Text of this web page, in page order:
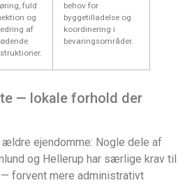
fuld
og
af
behov for
byggetilladelse og
koordinering i
bevaringsområder.
— lokale forhold der
ældre ejendomme: Nogle dele af
og Hellerup har særlige krav til
forvent mere administrativt